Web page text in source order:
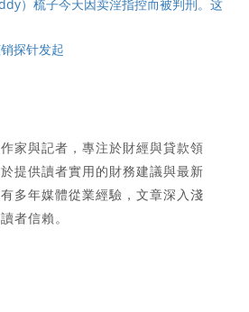
）梳子今天因卖淫指控而被判刑。这
探针发起
家與記者，專注於財經與貸款領
提供讀者實用的財務建議與最新
多年媒體從業經驗，文章深入淺
者信賴。